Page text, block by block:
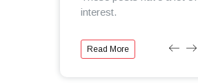
interest.
Read More